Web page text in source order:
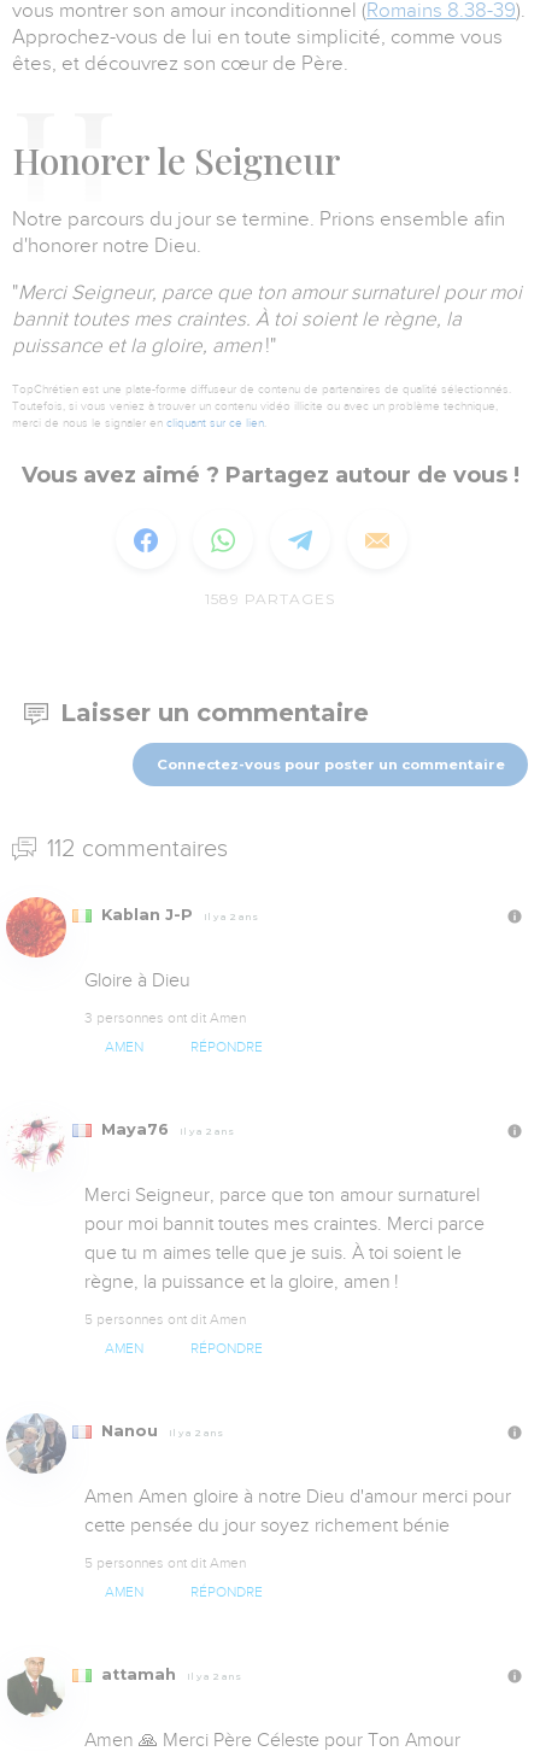
vous montrer son amour inconditionnel (Romains 8.38-39).
Approchez-vous de lui en toute simplicité, comme vous
êtes, et découvrez son cœur de Père.
Honorer le Seigneur
Notre parcours du jour se termine. Prions ensemble afin
d'honorer notre Dieu.
"Merci Seigneur, parce que ton amour surnaturel pour moi
bannit toutes mes craintes. À toi soient le règne, la
puissance et la gloire, amen!"
TopChrétien est une plate-forme diffuseur de contenu de partenaires de qualité sélectionnés.
Toutefois, si vous veniez à trouver un contenu vidéo illicite ou avec un problème technique,
merci de nous le signaler en cliquant sur ce lien.
Vous avez aimé ? Partagez autour de vous !
1589 PARTAGES
Laisser un commentaire
Connectez-vous pour poster un commentaire
112 commentaires
Kablan J-P Il y a 2 ans
Gloire à Dieu
3 personnes ont dit Amen
AMEN RÉPONDRE
Maya76 Il y a 2 ans
Merci Seigneur, parce que ton amour surnaturel
pour moi bannit toutes mes craintes. Merci parce
que tu m aimes telle que je suis. À toi soient le
règne, la puissance et la gloire, amen !
5 personnes ont dit Amen
AMEN RÉPONDRE
Nanou Il y a 2 ans
Amen Amen gloire à notre Dieu d'amour merci pour
cette pensée du jour soyez richement bénie
5 personnes ont dit Amen
AMEN RÉPONDRE
attamah Il y a 2 ans
Amen 🙏 Merci Père Céleste pour Ton Amour